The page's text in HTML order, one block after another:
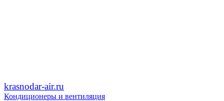
krasnodar-air.ru
Кондиционеры и вентиляция